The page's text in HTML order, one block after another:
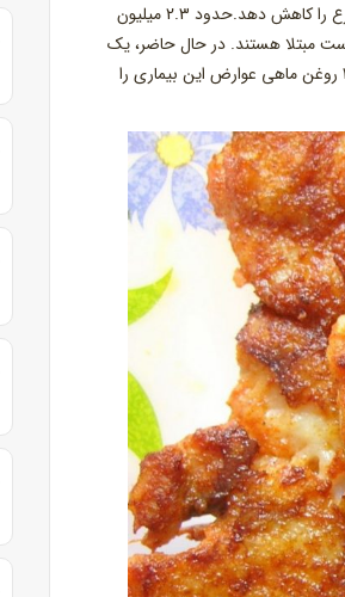
مطالعات جدید دانشمندان نشان می دهد امگا 3 روغن ماهی می تواند فرکانس تشنج بیماران مبتلا به صرع را کاهش دهد.حدود 2.3 میلیون
همراه است مبتلا هستند. در حال حاضر، یک
مطالعه جدید ادعا می کند بیماران مبتلا به صرع می توانند در حملات تشنج با مصرف روزانه دوز کم امگا 3 روغن ماهی عوارض این بیماری را